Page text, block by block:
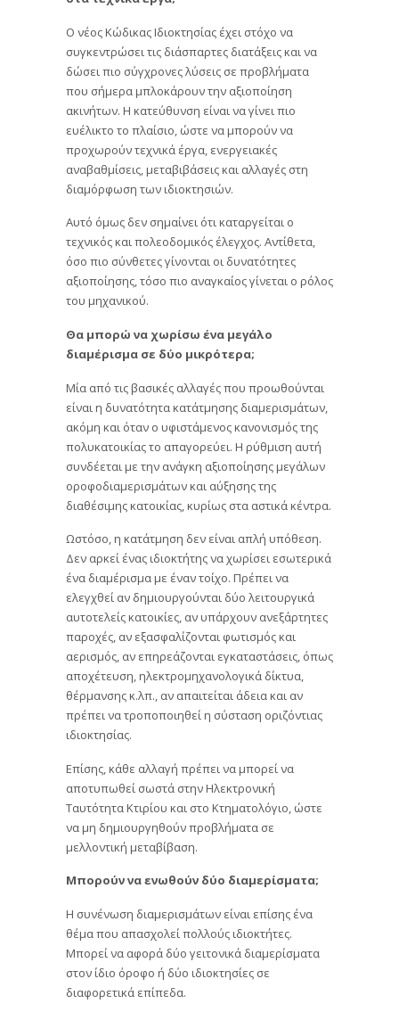
Ο νέος Κώδικας Ιδιοκτησίας έχει στόχο να
συγκεντρώσει τις διάσπαρτες διατάξεις και να
δώσει πιο σύγχρονες λύσεις σε προβλήματα
που σήμερα μπλοκάρουν την αξιοποίηση
ακινήτων. Η κατεύθυνση είναι να γίνει πιο
ευέλικτο το πλαίσιο, ώστε να μπορούν να
προχωρούν τεχνικά έργα, ενεργειακές
αναβαθμίσεις, μεταβιβάσεις και αλλαγές στη
διαμόρφωση των ιδιοκτησιών.
Αυτό όμως δεν σημαίνει ότι καταργείται ο
τεχνικός και πολεοδομικός έλεγχος. Αντίθετα,
όσο πιο σύνθετες γίνονται οι δυνατότητες
αξιοποίησης, τόσο πιο αναγκαίος γίνεται ο ρόλος
του μηχανικού.
Θα μπορώ να χωρίσω ένα μεγάλο
διαμέρισμα σε δύο μικρότερα;
Μία από τις βασικές αλλαγές που προωθούνται
είναι η δυνατότητα κατάτμησης διαμερισμάτων,
ακόμη και όταν ο υφιστάμενος κανονισμός της
πολυκατοικίας το απαγορεύει. Η ρύθμιση αυτή
συνδέεται με την ανάγκη αξιοποίησης μεγάλων
οροφοδιαμερισμάτων και αύξησης της
διαθέσιμης κατοικίας, κυρίως στα αστικά κέντρα.
Ωστόσο, η κατάτμηση δεν είναι απλή υπόθεση.
Δεν αρκεί ένας ιδιοκτήτης να χωρίσει εσωτερικά
ένα διαμέρισμα με έναν τοίχο. Πρέπει να
ελεγχθεί αν δημιουργούνται δύο λειτουργικά
αυτοτελείς κατοικίες, αν υπάρχουν ανεξάρτητες
παροχές, αν εξασφαλίζονται φωτισμός και
αερισμός, αν επηρεάζονται εγκαταστάσεις, όπως
αποχέτευση, ηλεκτρομηχανολογικά δίκτυα,
θέρμανσης κ.λπ., αν απαιτείται άδεια και αν
πρέπει να τροποποιηθεί η σύσταση οριζόντιας
ιδιοκτησίας.
Επίσης, κάθε αλλαγή πρέπει να μπορεί να
αποτυπωθεί σωστά στην Ηλεκτρονική
Ταυτότητα Κτιρίου και στο Κτηματολόγιο, ώστε
να μη δημιουργηθούν προβλήματα σε
μελλοντική μεταβίβαση.
Μπορούν να ενωθούν δύο διαμερίσματα;
Η συνένωση διαμερισμάτων είναι επίσης ένα
θέμα που απασχολεί πολλούς ιδιοκτήτες.
Μπορεί να αφορά δύο γειτονικά διαμερίσματα
στον ίδιο όροφο ή δύο ιδιοκτησίες σε
διαφορετικά επίπεδα.